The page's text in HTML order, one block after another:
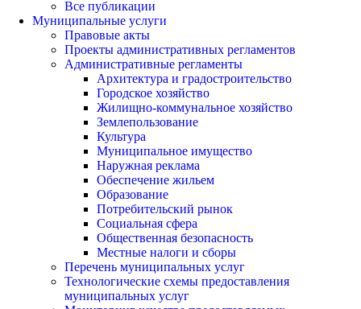
Все публикации
Муниципальные услуги
Правовые акты
Проекты административных регламентов
Административные регламенты
Архитектура и градостроительство
Городское хозяйство
Жилищно-коммунальное хозяйство
Землепользование
Культура
Муниципальное имущество
Наружная реклама
Обеспечение жильем
Образование
Потребительский рынок
Социальная сфера
Общественная безопасность
Местные налоги и сборы
Перечень муниципальных услуг
Технологические схемы предоставления
муниципальных услуг